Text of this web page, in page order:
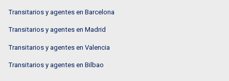
Transitarios y agentes en Barcelona
Transitarios y agentes en Madrid
Transitarios y agentes en Valencia
Transitarios y agentes en Bilbao